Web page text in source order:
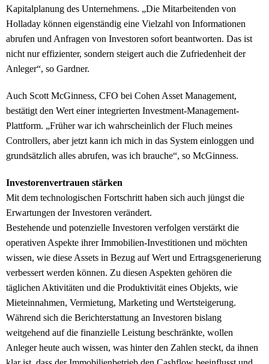
Kapitalplanung des Unternehmens. „Die Mitarbeitenden von
Holladay können eigenständig eine Vielzahl von Informationen
abrufen und Anfragen von Investoren sofort beantworten. Das ist
nicht nur effizienter, sondern steigert auch die Zufriedenheit der
Anleger“, so Gardner.
Auch Scott McGinness, CFO bei Cohen Asset Management,
bestätigt den Wert einer integrierten Investment-Management-
Plattform. „Früher war ich wahrscheinlich der Fluch meines
Controllers, aber jetzt kann ich mich in das System einloggen und
grundsätzlich alles abrufen, was ich brauche“, so McGinness.
Investorenvertrauen stärken
Mit dem technologischen Fortschritt haben sich auch jüngst die
Erwartungen der Investoren verändert.
Bestehende und potenzielle Investoren verfolgen verstärkt die
operativen Aspekte ihrer Immobilien-Investitionen und möchten
wissen, wie diese Assets in Bezug auf Wert und Ertragsgenerierung
verbessert werden können. Zu diesen Aspekten gehören die
täglichen Aktivitäten und die Produktivität eines Objekts, wie
Mieteinnahmen, Vermietung, Marketing und Wertsteigerung.
Während sich die Berichterstattung an Investoren bislang
weitgehend auf die finanzielle Leistung beschränkte, wollen
Anleger heute auch wissen, was hinter den Zahlen steckt, da ihnen